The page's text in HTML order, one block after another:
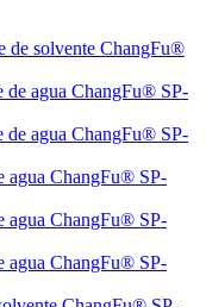
de solvente ChangFu®
de agua ChangFu® SP-
de agua ChangFu® SP-
agua ChangFu® SP-
agua ChangFu® SP-
agua ChangFu® SP-